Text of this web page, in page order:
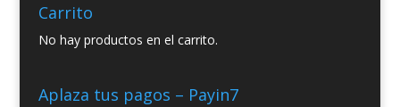
Carrito
No hay productos en el carrito.
Aplaza tus pagos – Payin7